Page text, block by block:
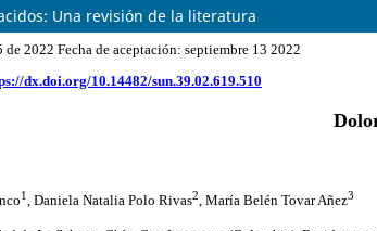
Una revisión de la literatura